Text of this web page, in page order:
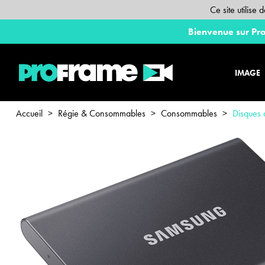
Ce site utilise
Bienvenue sur
IMAGE
Accueil > Régie & Consommables > Consommables > Disques